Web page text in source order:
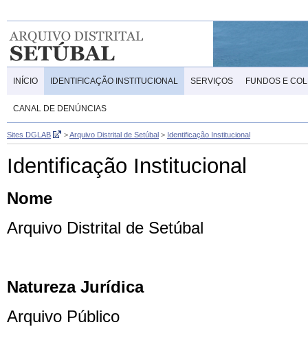
INÍCIO IDENTIFICAÇÃO INSTITUCIONAL SERVIÇOS FUNDOS E
CANAL DE DENÚNCIAS
Sites DGLAB >Arquivo Distrital de Setúbal > Identificação Institucional
Identificação Institucional
Nome
Arquivo Distrital de Setúbal
Natureza Jurídica
Arquivo Público